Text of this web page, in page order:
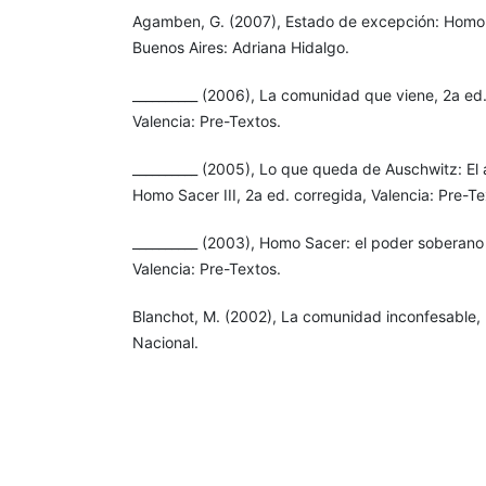
Agamben, G. (2007), Estado de excepción:
Buenos Aires: Adriana Hidalgo.
__________ (2006), La comunidad que viene, 2a
Valencia: Pre-Textos.
__________ (2005), Lo que queda de Auschwitz:
Homo Sacer III, 2a ed. corregida, Valencia: Pre-
__________ (2003), Homo Sacer: el poder
Valencia: Pre-Textos.
Blanchot, M. (2002), La comunidad
Nacional.